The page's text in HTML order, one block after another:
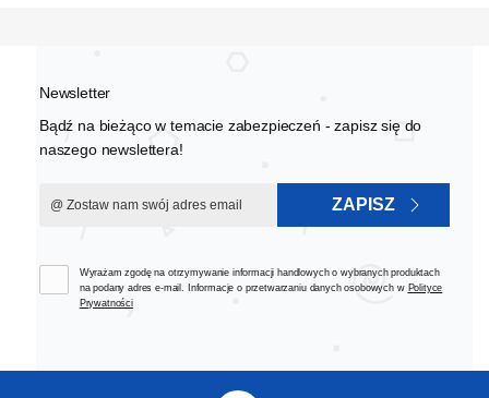
Newsletter
Bądź na bieżąco w temacie zabezpieczeń - zapisz się do
naszego newslettera!
ZAPISZ
Wyrażam zgodę na otrzymywanie informacji handlowych o wybranych produktach
na podany adres e-mail. Informacje o przetwarzaniu danych osobowych w Polityce
Prywatności